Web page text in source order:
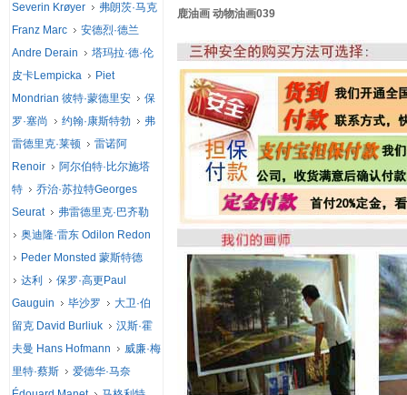
鹿油画 动物油画039
Severin Krøyer
弗朗茨·马克
Franz Marc
安德烈·德兰
Andre Derain
塔玛拉·德·伦
皮卡Lempicka
Piet
Mondrian 彼特·蒙德里安
保
罗·塞尚
约翰·康斯特勃
弗
雷德里克·莱顿
雷诺阿
Renoir
阿尔伯特·比尔施塔
特
乔治·苏拉特Georges
Seurat
弗雷德里克·巴齐勒
奥迪隆·雷东 Odilon Redon
Peder Monsted 蒙斯特德
达利
保罗·高更Paul
Gauguin
毕沙罗
大卫·伯
留克 David Burliuk
汉斯·霍
夫曼 Hans Hofmann
威廉·梅
里特·蔡斯
爱德华·马奈